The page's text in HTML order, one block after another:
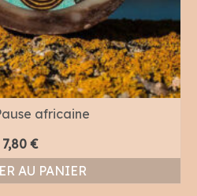
africaine
7,80 €
AU PANIER